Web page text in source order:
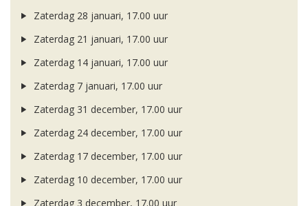
Zaterdag 28 januari, 17.00 uur
Zaterdag 21 januari, 17.00 uur
Zaterdag 14 januari, 17.00 uur
Zaterdag 7 januari, 17.00 uur
Zaterdag 31 december, 17.00 uur
Zaterdag 24 december, 17.00 uur
Zaterdag 17 december, 17.00 uur
Zaterdag 10 december, 17.00 uur
Zaterdag 3 december, 17.00 uur